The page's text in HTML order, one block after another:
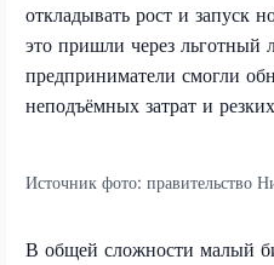
откладывать рост и запуск
это пришли через льготный
предприниматели смогли
неподъёмных затрат и
Источник фото: правительство
В общей сложности малый